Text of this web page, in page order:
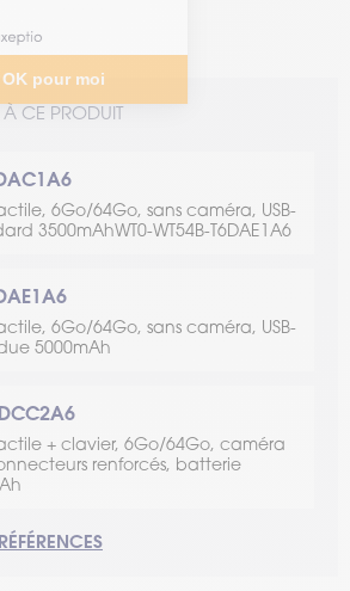
À CE PRODUIT
6Go/64Go, sans caméra, USB-
3500mAhWT0-WT54B-T6DAE1A6
6Go/64Go, sans caméra, USB-
5000mAh
+ clavier, 6Go/64Go, caméra
renforcés, batterie